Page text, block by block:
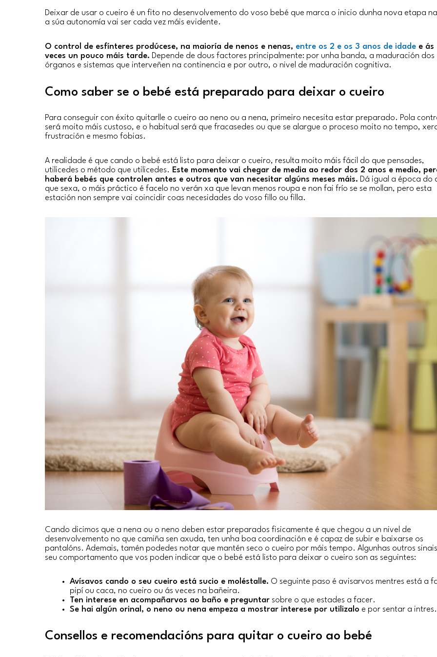
Deixar de usar o cueiro é un fito no desenvolvemento do voso bebé que marca o inicio dunha nova etapa
a súa autonomía vai ser cada vez máis evidente.
O control de esfínteres prodúcese, na maioría de nenos e nenas, entre os 2 e os 3 anos de idade e ás
veces un pouco máis tarde. Depende de dous factores principalmente: por unha banda, a maduración dos
órganos e sistemas que interveñen na continencia e por outro, o nivel de maduración cognitiva.
Como saber se o bebé está preparado para deixar o cueiro
Para conseguir con éxito quitarlle o cueiro ao neno ou a nena, primeiro necesita estar preparado. Pola
será moito máis custoso, e o habitual será que fracasedes ou que se alargue o proceso moito no tempo,
frustración e mesmo fobias.
A realidade é que cando o bebé está listo para deixar o cueiro, resulta moito máis fácil do que pensades,
utilicedes o método que utilicedes. Este momento vai chegar de media ao redor dos 2 anos e medio,
haberá bebés que controlen antes e outros que van necesitar algúns meses máis. Dá igual a época do
que sexa, o máis práctico é facelo no verán xa que levan menos roupa e non fai frío se se mollan, pero esta
estación non sempre vai coincidir coas necesidades do voso fillo ou filla.
Cando dicimos que a nena ou o neno deben estar preparados fisicamente é que chegou a un nivel de
desenvolvemento no que camiña sen axuda, ten unha boa coordinación e é capaz de subir e baixarse os
pantalóns. Ademais, tamén podedes notar que mantén seco o cueiro por máis tempo. Algunhas outros
seu comportamento que vos poden indicar que o bebé está listo para deixar o cueiro son as seguintes:
Avísavos cando o seu cueiro está sucio e moléstalle. O seguinte paso é avisarvos mentres está a
pipí ou caca, no cueiro ou ás veces na bañeira.
Ten interese en acompañarvos ao baño e preguntar sobre o que estades a facer.
Se hai algún orinal, o neno ou nena empeza a mostrar interese por utilizalo e por sentar a intres.
Consellos e recomendacións para quitar o cueiro ao bebé